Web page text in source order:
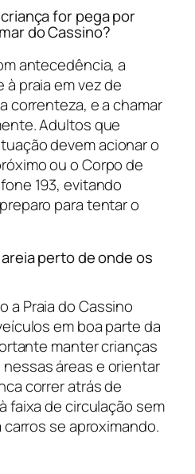
for pega por
do Cassino?
antecedência, a
praia em vez de
correnteza, e a chamar
Adultos que
devem acionar o
ou o Corpo de
193, evitando
para tentar o
perto de onde os
a Praia do Cassino
em boa parte da
manter crianças
áreas e orientar
correr atrás de
faixa de circulação sem
se aproximando.